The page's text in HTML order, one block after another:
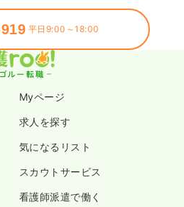
平日9:00～18:00
Myページ
求人を探す
気になるリスト
スカウトサービス
看護師派遣で働く